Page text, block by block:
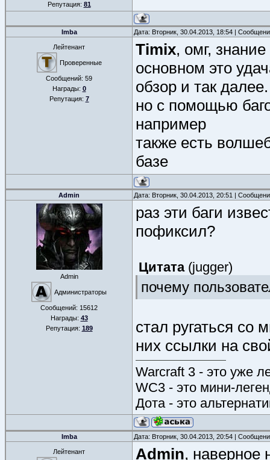
Репутация: 81
Imba Дата: Вторник, 30.04.2013, 18:54 |
Лейтенант
Проверенные
Сообщений: 59
Награды: 0
Репутация: 7
Timix, омг,
основном это
обзор и так далее.
но с помощью
например
также есть
базе
Admin Дата: Вторник, 30.04.2013, 20:51 |
Admin
Администраторы
Сообщений: 15612
Награды: 43
Репутация: 189
раз эти баги
пофиксил?
Цитата(jugger)
почему
стал ругаться со
них ссылки на
Warcraft 3 - это уже
WC3 - это мини-
Дота - это
Imba Дата: Вторник, 30.04.2013, 20:54 |
Лейтенант Admin, наверное